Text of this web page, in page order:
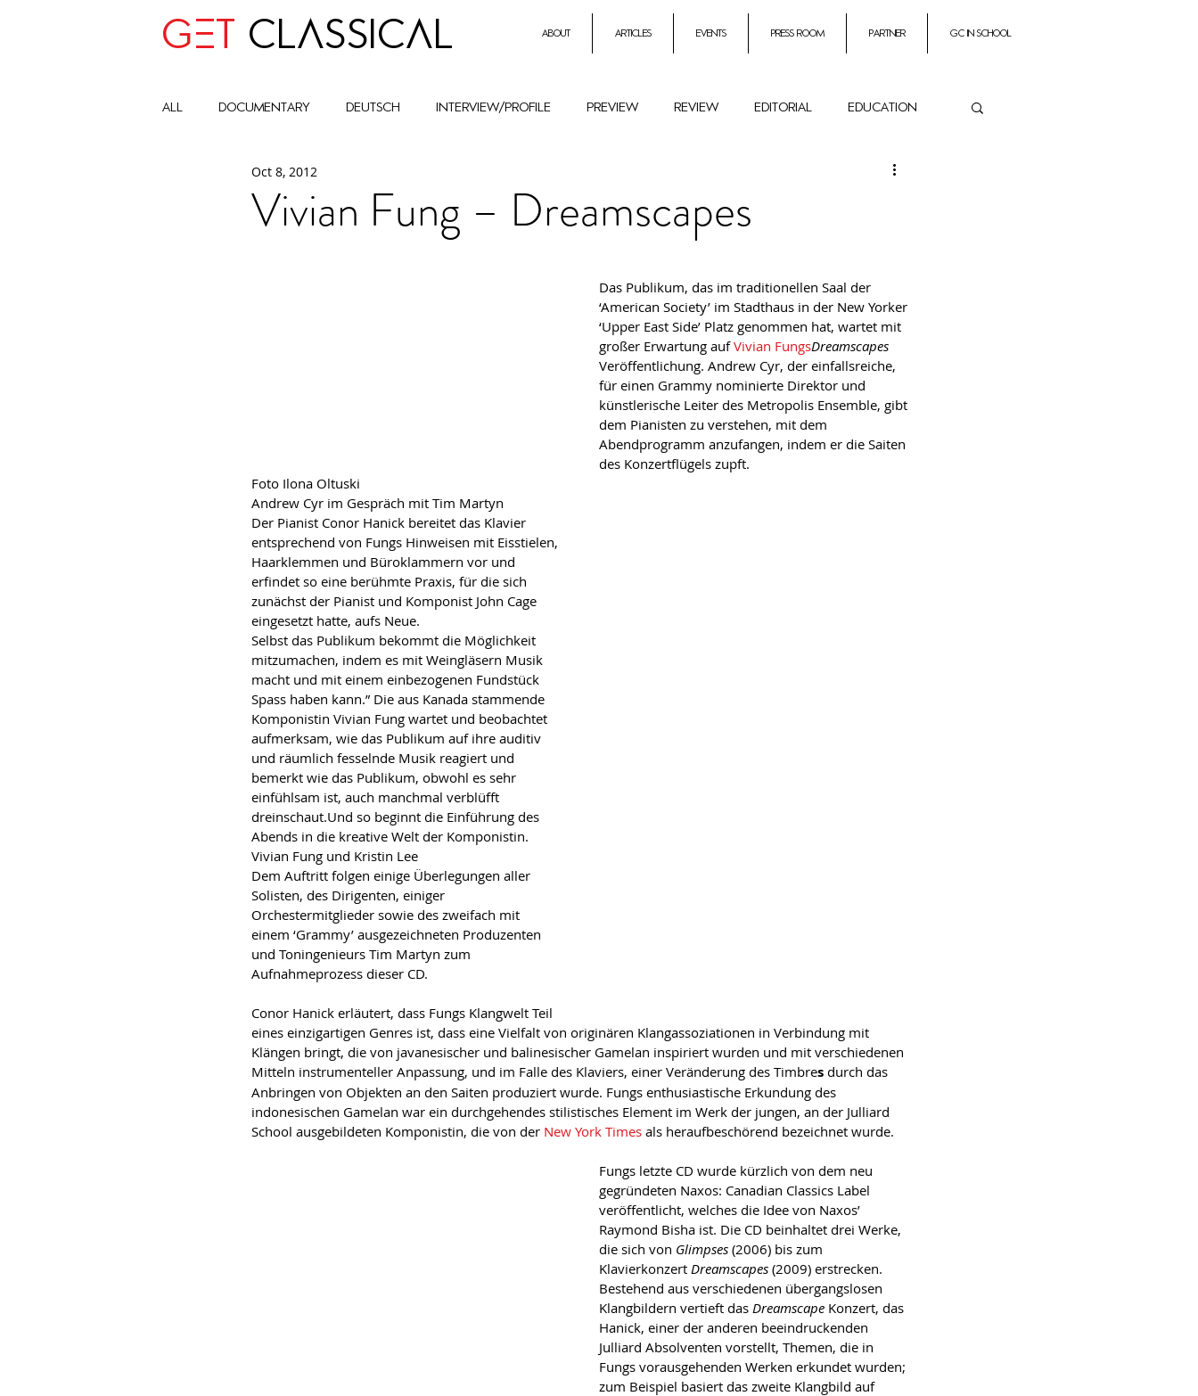
GET CLASSICAL about articles events press room partner GC In School
all Documentary deutsch interview/profile preview review editorial education
advocay One World
Combat Antisemitism Music Instruments
Vivian Fung – Dreamscapes
Oct 8, 2012
Das Publikum, das im traditionellen Saal der
‘American Society’ im Stadthaus in der New Yorker
‘Upper East Side’ Platz genommen hat, wartet mit
großer Erwartung auf Vivian FungsDreamscapes
Veröffentlichung. Andrew Cyr, der einfallsreiche,
für einen Grammy nominierte Direktor und
künstlerische Leiter des Metropolis Ensemble, gibt
dem Pianisten zu verstehen, mit dem
Abendprogramm anzufangen, indem er die Saiten
des Konzertflügels zupft.
Foto Ilona Oltuski
Andrew Cyr im Gespräch mit Tim Martyn
Der Pianist Conor Hanick bereitet das Klavier
entsprechend von Fungs Hinweisen mit Eisstielen,
Haarklemmen und Büroklammern vor und
erfindet so eine berühmte Praxis, für die sich
zunächst der Pianist und Komponist John Cage
eingesetzt hatte, aufs Neue.
Selbst das Publikum bekommt die Möglichkeit
mitzumachen, indem es mit Weingläsern Musik
macht und mit einem einbezogenen Fundstück
Spass haben kann.” Die aus Kanada stammende
Komponistin Vivian Fung wartet und beobachtet
aufmerksam, wie das Publikum auf ihre auditiv
und räumlich fesselnde Musik reagiert und
bemerkt wie das Publikum, obwohl es sehr
einfühlsam ist, auch manchmal verblüfft
dreinschaut.Und so beginnt die Einführung des
Abends in die kreative Welt der Komponistin.
Vivian Fung und Kristin Lee
Dem Auftritt folgen einige Überlegungen aller
Solisten, des Dirigenten, einiger
Orchestermitglieder sowie des zweifach mit
einem ‘Grammy’ ausgezeichneten Produzenten
und Toningenieurs Tim Martyn zum
Aufnahmeprozess dieser CD.
Conor Hanick erläutert, dass Fungs Klangwelt Teil
eines einzigartigen Genres ist, dass eine Vielfalt von originären Klangassoziationen in Verbindung mit
Klängen bringt, die von javanesischer und balinesischer Gamelan inspiriert wurden und mit verschiedenen
Mitteln instrumenteller Anpassung, und im Falle des Klaviers, einer Veränderung des Timbres durch das
Anbringen von Objekten an den Saiten produziert wurde. Fungs enthusiastische Erkundung des
indonesischen Gamelan war ein durchgehendes stilistisches Element im Werk der jungen, an der Julliard
School ausgebildeten Komponistin, die von der New York Times als heraufbeschörend bezeichnet wurde.
Fungs letzte CD wurde kürzlich von dem neu
gegründeten Naxos: Canadian Classics Label
veröffentlicht, welches die Idee von Naxos’
Raymond Bisha ist. Die CD beinhaltet drei Werke,
die sich von Glimpses (2006) bis zum
Klavierkonzert Dreamscapes (2009) erstrecken.
Bestehend aus verschiedenen übergangslosen
Klangbildern vertieft das Dreamscape Konzert, das
Hanick, einer der anderen beeindruckenden
Julliard Absolventen vorstellt, Themen, die in
Fungs vorausgehenden Werken erkundet wurden;
zum Beispiel basiert das zweite Klangbild auf